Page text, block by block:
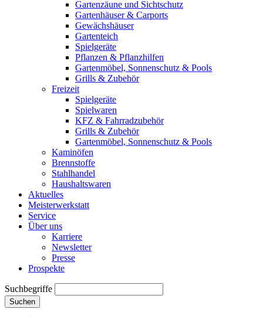
Gartenzäune und Sichtschutz
Gartenhäuser & Carports
Gewächshäuser
Gartenteich
Spielgeräte
Pflanzen & Pflanzhilfen
Gartenmöbel, Sonnenschutz & Pools
Grills & Zubehör
Freizeit
Spielgeräte
Spielwaren
KFZ & Fahrradzubehör
Grills & Zubehör
Gartenmöbel, Sonnenschutz & Pools
Kaminöfen
Brennstoffe
Stahlhandel
Haushaltswaren
Aktuelles
Meisterwerkstatt
Service
Über uns
Karriere
Newsletter
Presse
Prospekte
Suchbegriffe
Suchen